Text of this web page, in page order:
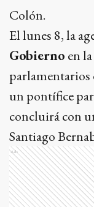
Colón.
El lunes 8, la
Gobierno en
parlamentarios
un pontífice
concluirá con
Santiago
Ads